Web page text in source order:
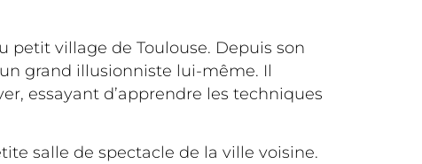
petit village de Toulouse. Depuis son
grand illusionniste lui-même. Il
essayant d’apprendre les techniques
salle de spectacle de la ville voisine.